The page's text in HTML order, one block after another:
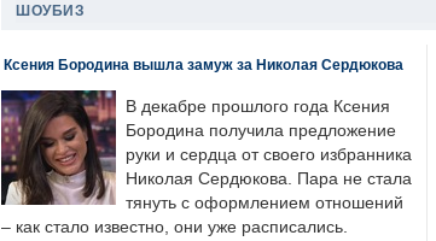
ШОУБИЗ
Ксения Бородина вышла замуж за Николая Сердюкова
В декабре прошлого года Ксения
Бородина получила предложение
руки и сердца от своего избранника
Николая Сердюкова. Пара не стала
тянуть с оформлением отношений
– как стало известно, они уже расписались.